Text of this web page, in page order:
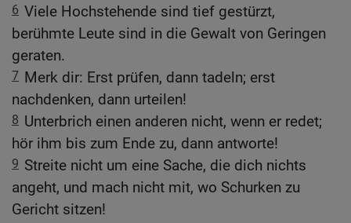
6 Viele Hochstehende sind tief gestürzt,
berühmte Leute sind in die Gewalt von Geringen
geraten.
7 Merk dir: Erst prüfen, dann tadeln; erst
nachdenken, dann urteilen!
8 Unterbrich einen anderen nicht, wenn er redet;
hör ihm bis zum Ende zu, dann antworte!
9 Streite nicht um eine Sache, die dich nichts
angeht, und mach nicht mit, wo Schurken zu
Gericht sitzen!